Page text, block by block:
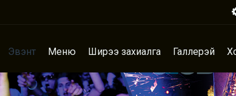
Эвэнт Меню Ширээ захиалга Галлерэй